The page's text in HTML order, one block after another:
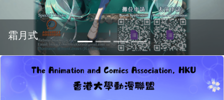
霜月式